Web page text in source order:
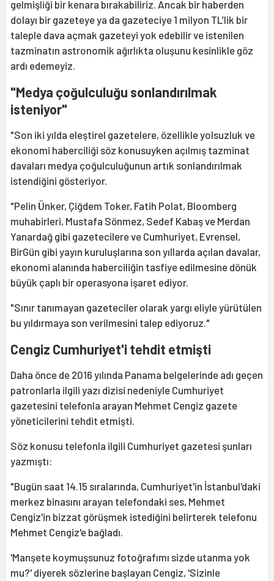
gelmişliği bir kenara bırakabiliriz. Ancak bir haberden
dolayı bir gazeteye ya da gazeteciye 1 milyon TL’lik bir
taleple dava açmak gazeteyi yok edebilir ve istenilen
tazminatın astronomik ağırlıkta oluşunu kesinlikle göz
ardı edemeyiz.
"Medya çoğulculuğu sonlandırılmak
isteniyor"
"Son iki yılda eleştirel gazetelere, özellikle yolsuzluk ve
ekonomi haberciliği söz konusuyken açılmış tazminat
davaları medya çoğulculuğunun artık sonlandırılmak
istendiğini gösteriyor.
"Pelin Ünker, Çiğdem Toker, Fatih Polat, Bloomberg
muhabirleri, Mustafa Sönmez, Sedef Kabaş ve Merdan
Yanardağ gibi gazetecilere ve Cumhuriyet, Evrensel,
BirGün gibi yayın kuruluşlarına son yıllarda açılan davalar,
ekonomi alanında haberciliğin tasfiye edilmesine dönük
büyük çaplı bir operasyona işaret ediyor.
"Sınır tanımayan gazeteciler olarak yargı eliyle yürütülen
bu yıldırmaya son verilmesini talep ediyoruz."
Cengiz Cumhuriyet'i tehdit etmişti
Daha önce de 2016 yılında Panama belgelerinde adı geçen
patronlarla ilgili yazı dizisi nedeniyle Cumhuriyet
gazetesini telefonla arayan Mehmet Cengiz gazete
yöneticilerini tehdit etmişti.
Söz konusu telefonla ilgili Cumhuriyet gazetesi şunları
yazmıştı:
"Bugün saat 14.15 sıralarında, Cumhuriyet'in İstanbul'daki
merkez binasını arayan telefondaki ses, Mehmet
Cengiz'in bizzat görüşmek istediğini belirterek telefonu
Mehmet Cengiz'e bağladı.
'Manşete koymuşsunuz fotoğrafımı sizde utanma yok
mu?' diyerek sözlerine başlayan Cengiz, 'Sizinle